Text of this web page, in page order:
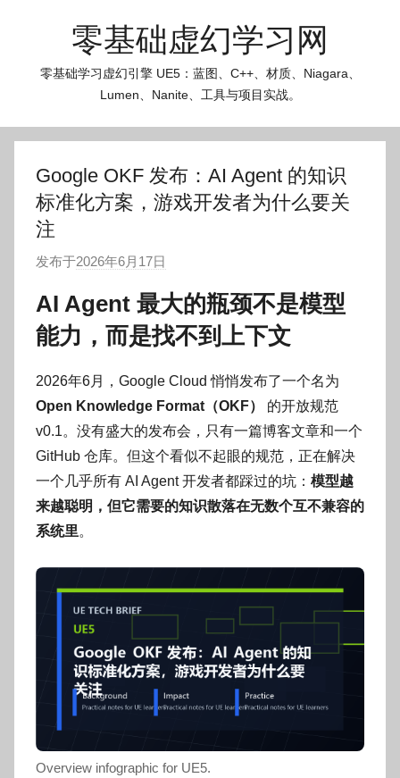
零基础虚幻学习网
零基础学习虚幻引擎 UE5：蓝图、C++、材质、Niagara、
Lumen、Nanite、工具与项目实战。
Google OKF 发布：AI Agent 的知识
标准化方案，游戏开发者为什么要关
注
发布于2026年6月17日
:
O
g
o
g
o
AI Agent 最大的瓶颈不是模型
能力，而是找不到上下文
2026年6月，Google Cloud 悄悄发布了一个名为
Open Knowledge Format（OKF）
的开放规范
v0.1。没有盛大的发布会，只有一篇博客文章和一个
GitHub 仓库。但这个看似不起眼的规范，正在解决
一个几乎所有 AI Agent 开发者都踩过的坑： 模型越
来越聪明，但它需要的知识散落在无数个互不兼容的
系统里。
Overview infographic for UE5.